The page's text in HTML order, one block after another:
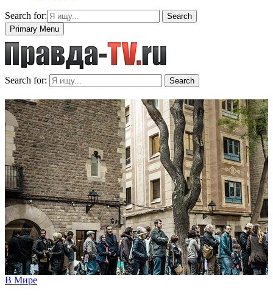
Search for:
Search
Primary Menu
Search for: Search
В Мире